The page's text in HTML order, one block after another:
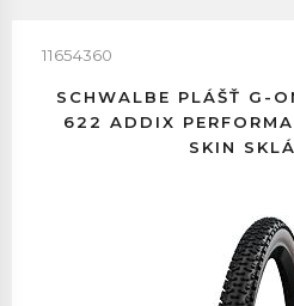
11654360
SCHWALBE PLÁŠŤ G-
622 ADDIX
SKIN